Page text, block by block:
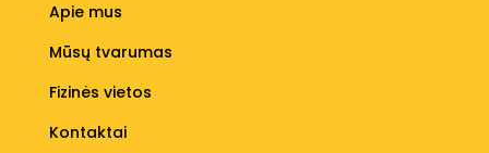
Apie mus
Mūsų tvarumas
Fizinės vietos
Kontaktai